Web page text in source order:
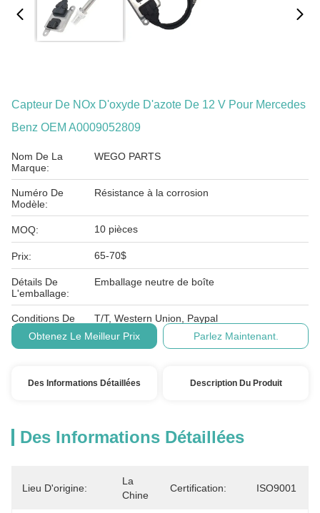
Capteur De NOx D'oxyde D'azote De 12 V Pour Mercedes
Benz OEM A0009052809
Nom De La
Marque:
WEGO PARTS
Numéro De
Modèle:
Résistance à la corrosion
MOQ: 10 pièces
Prix: 65-70$
Détails De
L'emballage:
Emballage neutre de boîte
Conditions De
Paiement:
T/T, Western Union, Paypal
Obtenez Le Meilleur Prix
Parlez Maintenant.
Des Informations Détaillées Description Du Produit
Des Informations Détaillées
Lieu D'origine:
La
Chine
Certification: ISO9001